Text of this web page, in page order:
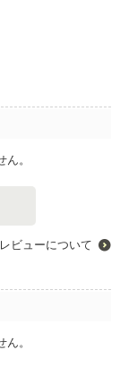
。
レビューについて
。